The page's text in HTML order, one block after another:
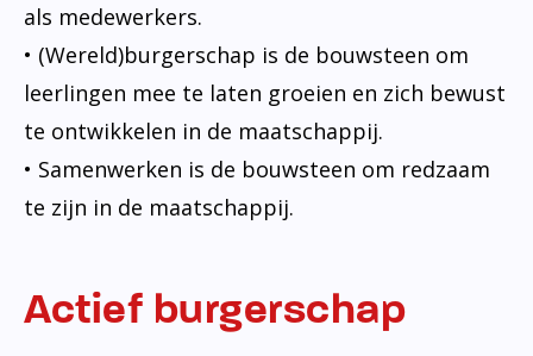
als medewerkers.
• (Wereld)burgerschap is de bouwsteen om
leerlingen mee te laten groeien en zich bewust
te ontwikkelen in de maatschappij.
• Samenwerken is de bouwsteen om redzaam
te zijn in de maatschappij.
Actief burgerschap